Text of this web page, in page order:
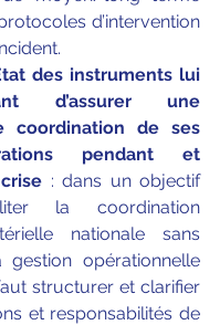
d’intervention
des instruments lui
d’assurer une
coordination de ses
pendant et
: dans un objectif
la coordination
nationale sans
gestion opérationnelle
structurer et clarifier
et responsabilités de